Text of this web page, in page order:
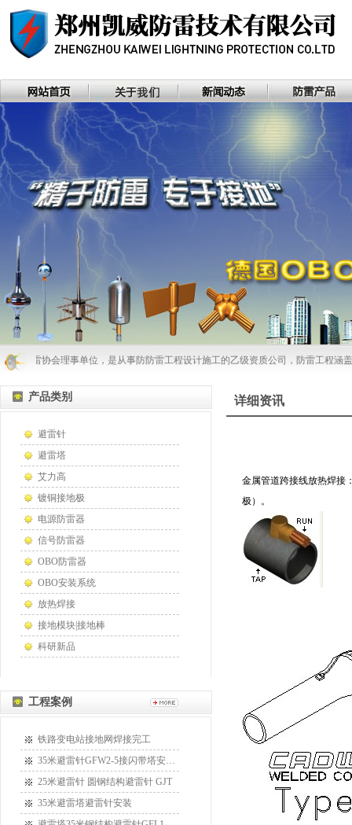
河南省防雷协会理事单位
省防雷协会理事单位，是从事防防雷工程设计施工的乙级资质公司，防雷工程涵
产品类别
避雷针
避雷塔
艾力高
镀铜接地极
电源防雷器
信号防雷器
OBO防雷器
OBO安装系统
放热焊接
接地模块|接地棒
科研新品
工程案例
铁路变电站接地网焊接完工
35米避雷针GFW2-5接闪带塔安装某
25米避雷针 圆钢结构避雷针 GJT
35米避雷塔避雷针安装
详细资讯
金属管道跨接线放热焊接
极）。